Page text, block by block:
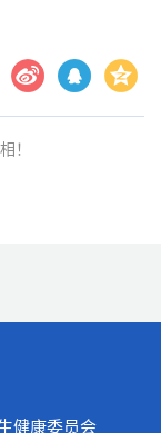
！
健康委员会